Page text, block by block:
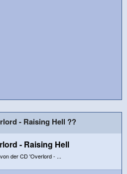
- Raising Hell ??
- Raising Hell
der CD 'Overlord - ...